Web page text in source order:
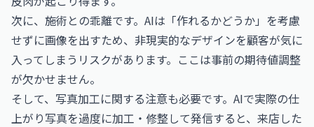
次に、施術との乖離です。AIは「作れるかどうか」を考慮
せずに画像を出すため、非現実的なデザインを顧客が気に
入ってしまうリスクがあります。ここは事前の期待値調整
が欠かせません。
そして、写真加工に関する注意も必要です。AIで実際の仕
上がり写真を過度に加工・修整して発信すると、来店した